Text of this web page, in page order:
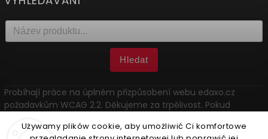
Używamy plików cookie, aby umożliwić Ci komfortowe
Hledat
Probíhají práce na úplném přizpůsobení webu edaxo.cz
požadavkům WCAG 2.2. Děkujeme za trpělivost. Pokud